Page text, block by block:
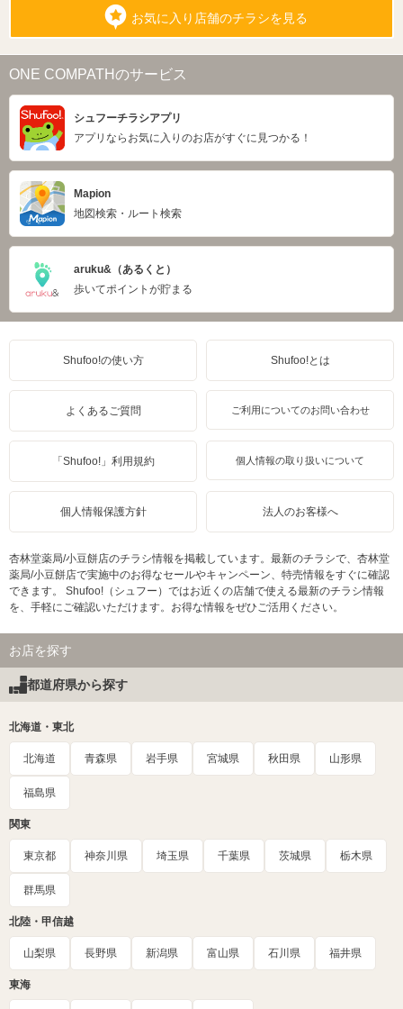
お気に入り店舗のチラシを見る
ONE COMPATHのサービス
シュフーチラシアプリ
アプリならお気に入りのお店がすぐに見つかる！
Mapion
地図検索・ルート検索
aruku&（あるくと）
歩いてポイントが貯まる
Shufoo!の使い方 Shufoo!とは
よくあるご質問 ご利用についてのお問い合わせ
「Shufoo!」利用規約 個人情報の取り扱いについて
個人情報保護方針 法人のお客様へ
杏林堂薬局/小豆餅店のチラシ情報を掲載しています。最新のチラシで、杏林堂
薬局/小豆餅店で実施中のお得なセールやキャンペーン、特売情報をすぐに確認
できます。 Shufoo!（シュフー）ではお近くの店舗で使える最新のチラシ情報
を、手軽にご確認いただけます。お得な情報をぜひご活用ください。
お店を探す
都道府県から探す
北海道・東北
北海道 青森県 岩手県 宮城県 秋田県 山形県
福島県
関東
東京都 神奈川県 埼玉県 千葉県 茨城県 栃木県
群馬県
北陸・甲信越
山梨県 長野県 新潟県 富山県 石川県 福井県
東海